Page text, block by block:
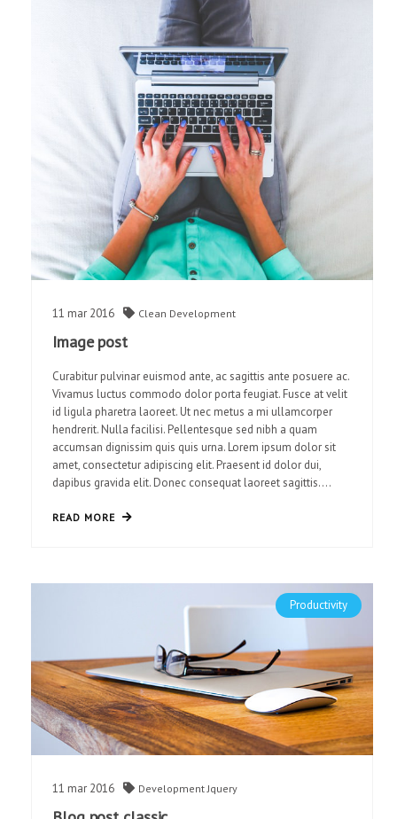
11 mar 2016 Clean Development
Image post
Curabitur pulvinar euismod ante, ac sagittis ante posuere ac.
Vivamus luctus commodo dolor porta feugiat. Fusce at velit
id ligula pharetra laoreet. Ut nec metus a mi ullamcorper
hendrerit. Nulla facilisi. Pellentesque sed nibh a quam
accumsan dignissim quis quis urna. Lorem ipsum dolor sit
amet, consectetur adipiscing elit. Praesent id dolor dui,
dapibus gravida elit. Donec consequat laoreet sagittis.…
READ MORE
Productivity
11 mar 2016 DevelopmentJquery